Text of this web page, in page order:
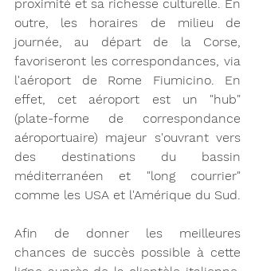
proximité et sa richesse culturelle. En
outre, les horaires de milieu de
journée, au départ de la Corse,
favoriseront les correspondances, via
l'aéroport de Rome Fiumicino. En
effet, cet aéroport est un "hub"
(plate-forme de correspondance
aéroportuaire) majeur s'ouvrant vers
des destinations du bassin
méditerranéen et "long courrier"
Afin de donner les meilleures
chances de succès possible à cette